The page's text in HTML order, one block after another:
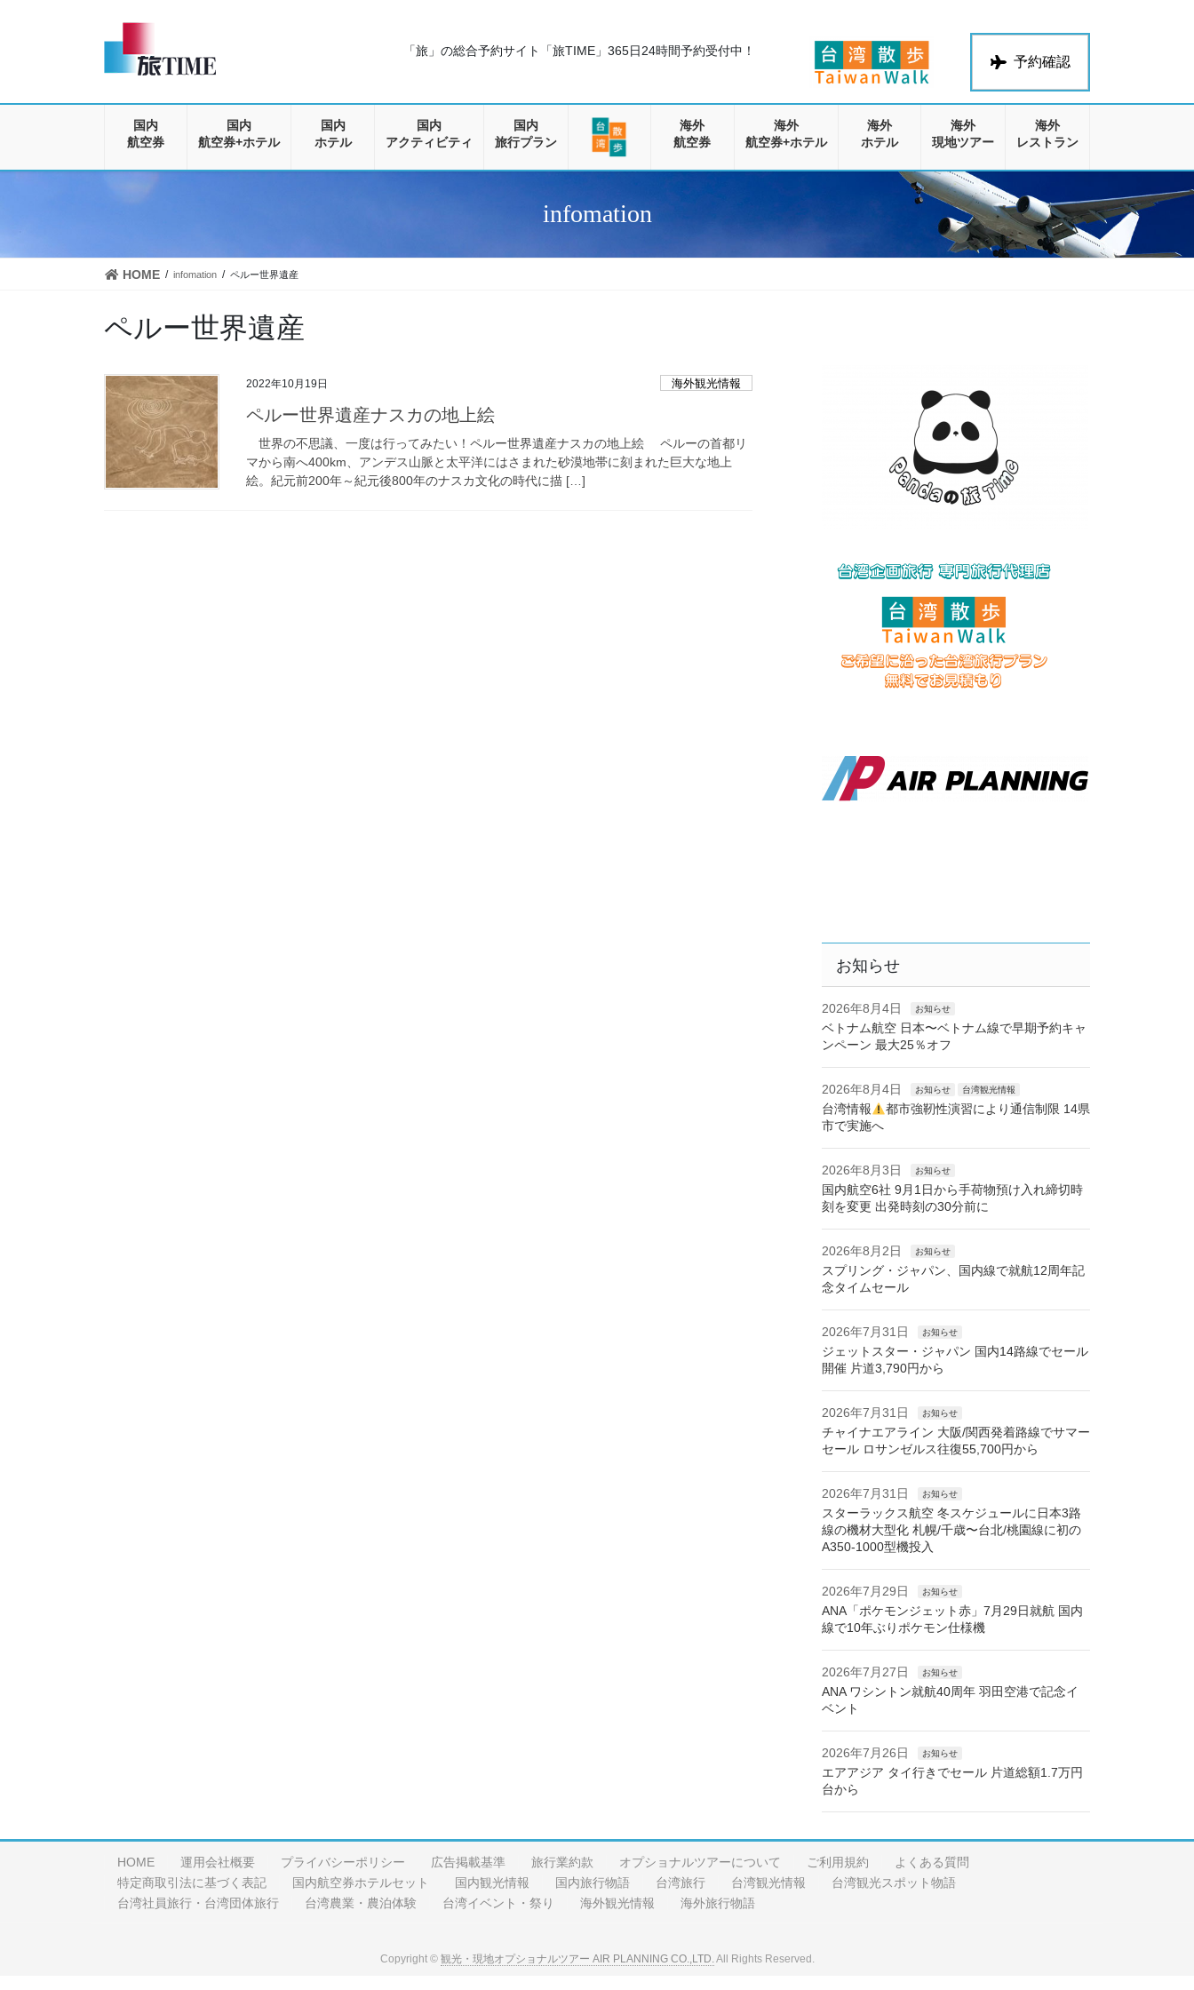
に
ョ
動
予約確認
「旅」の総合予約サイト「旅TIME」 365日24時間予約受付中！
国内
航空券
国内
航空券+ホテル
国内
ホテル
国内
アクティビティ
国内
旅行プラン
海外
航空券
海外
航空券+ホテル
海外
ホテル
海外
現地ツアー
海外
レストラン
infomation
HOME infomation ペルー世界遺産
ペルー世界遺産
2022年10月19日 海外観光情報
ペルー世界遺産ナスカの地上絵
世界の不思議、一度は行ってみたい！ペルー世界遺産ナスカの地上絵 ペルーの首都リ
マから南へ400km、アンデス山脈と太平洋にはさまれた砂漠地帯に刻まれた巨大な地上
絵。紀元前200年～紀元後800年のナスカ文化の時代に描 […]
お知らせ
2026年8月4日 お知らせ
ベトナム航空 日本〜ベトナム線で早期予約キャ
ンペーン 最大25％オフ
2026年8月4日 お知らせ 台湾観光情報
台湾情報
都市強靭性演習により通信制限 14県
市で実施へ
2026年8月3日 お知らせ
国内航空6社 9月1日から手荷物預け入れ締切時
刻を変更 出発時刻の30分前に
2026年8月2日 お知らせ
スプリング・ジャパン、国内線で就航12周年記
念タイムセール
2026年7月31日 お知らせ
ジェットスター・ジャパン 国内14路線でセール
開催 片道3,790円から
2026年7月31日 お知らせ
チャイナエアライン 大阪/関西発着路線でサマー
セール ロサンゼルス往復55,700円から
2026年7月31日 お知らせ
スターラックス航空 冬スケジュールに日本3路
線の機材大型化 札幌/千歳〜台北/桃園線に初の
A350-1000型機投入
2026年7月29日 お知らせ
ANA「ポケモンジェット赤」7月29日就航 国内
線で10年ぶりポケモン仕様機
2026年7月27日 お知らせ
ANA ワシントン就航40周年 羽田空港で記念イ
ベント
2026年7月26日 お知らせ
エアアジア タイ行きでセール 片道総額1.7万円
台から
HOME 運用会社概要 プライバシーポリシー 広告掲載基準 旅行業約款 オプショナルツアーについて ご利用規約
よくある質問
特定商取引法に基づく表記
国内航空券ホテルセット 国内観光情報 国内旅行物語 台湾旅行 台湾観光情報
台湾観光スポット物語
台湾社員旅行・台湾団体旅行
台湾農業・農泊体験 台湾イベント・祭り 海外観光情報 海外旅行物語
Copyright © 観光・現地オプショナルツアー AIR PLANNING CO.,LTD.All Rights Reserved.